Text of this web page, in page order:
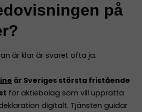
på
är klar är svaret ofta ja.
är Sveriges största fristående
för aktiebolag som vill upprätta
digitalt. Tjänsten guidar